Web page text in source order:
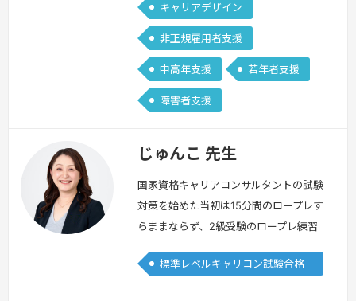
キャリアデザイン
非正規雇用者支援
中高年支援 若年者支援
障害者支援
じゅんこ 先生
国家資格キャリアコンサルタントの試験
対策を始めた当初は15分間のロープレす
らままならず、2級受験のロープレ練習
私ですが、国家資格キャリアコンサルタ
標準レベルキャリコン試験合格